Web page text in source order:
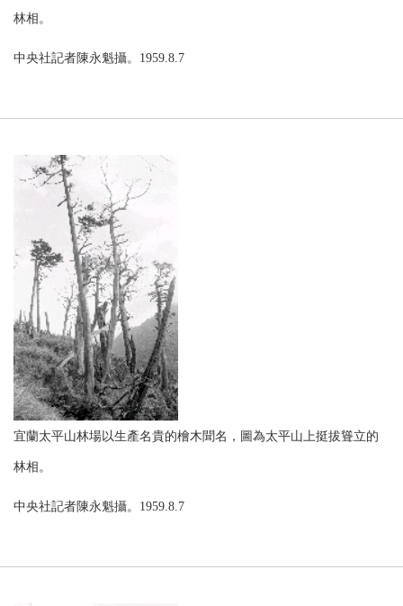
林相。
中央社記者陳永魁攝。1959.8.7
宜蘭太平山林場以生產名貴的檜木聞名，圖為太平山上挺拔聳立的
林相。
中央社記者陳永魁攝。1959.8.7